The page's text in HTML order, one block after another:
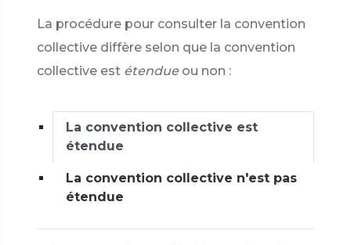
La procédure pour consulter la convention
collective diffère selon que la convention
collective est étendue ou non :
La convention collective est
étendue
La convention collective n'est pas
étendue